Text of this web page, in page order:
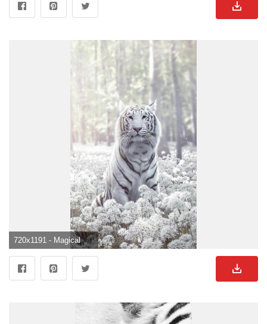
720x1191 - Magical white tiger ✨. Majestic animals, Pretty animals, Albino animals. Weißer Tiger Hintergrund für Mobilgerät.